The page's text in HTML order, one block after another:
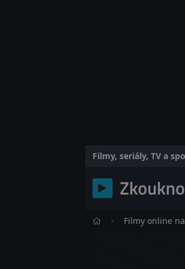
Filmy, seriály, TV a
Filmy online